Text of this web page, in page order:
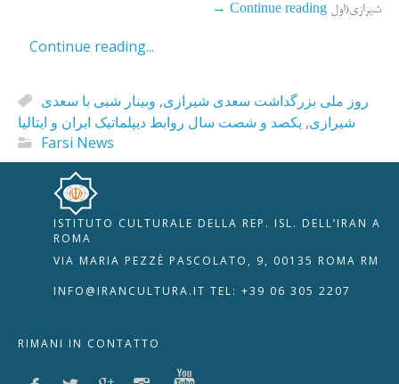
شیرازی(اول Continue reading
→
Continue reading...
روز ملی بزرگداشت سعدی شیرازی, وبینار شبی با سعدی
شیرازی, یکصد و شصت سال روابط دیپلماتیک ایران و ایتالیا
Farsi News
ISTITUTO CULTURALE DELLA REP. ISL. DELL’IRAN A
ROMA
VIA MARIA PEZZÈ PASCOLATO, 9, 00135 ROMA RM
INFO@IRANCULTURA.IT TEL: +39 06 305 2207
RIMANI IN CONTATTO
RIPRISTINA 🇮🇹 🇬🇧
Disattiva Immagini